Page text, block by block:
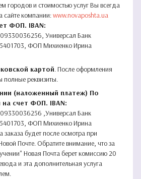
городов и стоимостью услуг Вы всегда
сайте компании:www.novaposhta.ua
ФОП. IBAN:
Универсал Банк
ФОП Михиенко Ирина
картой. После оформления
полные реквизиты.
(наложенный платеж) По
счет ФОП. IBAN:
,Универсал Банк
ФОП Михиенко Ирина
будет после осмотра при
Почте. Обратите внимание, что за
Новая Почта берет комиссию 20
и эта дополнительная услуга